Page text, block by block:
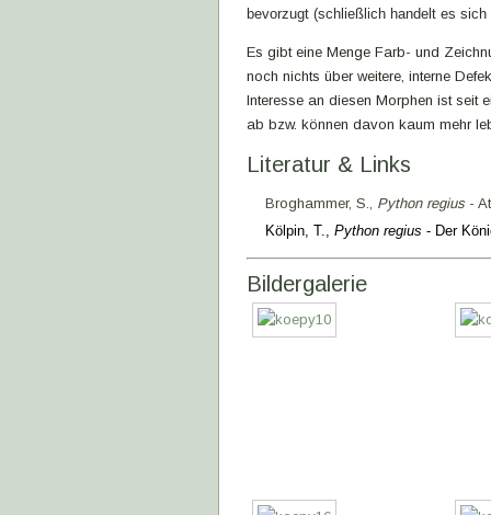
bevorzugt (schließlich handelt es
Es gibt eine Menge Farb- und
noch nichts über weitere, interne
Interesse an diesen Morphen ist seit
ab bzw. können davon kaum mehr
Literatur & Links
Broghammer, S., Python regius-
Kölpin, T., Python regius - Der
Bildergalerie